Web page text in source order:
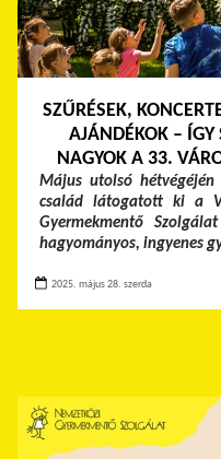
SZŰRÉSEK,
AJÁNDÉKOK – ÍGY
NAGYOK A 33.
Május utolsó hétvégéjén
család látogatott ki a
Gyermekmentő
hagyományos, ingyenes
2025. május 28. szerda